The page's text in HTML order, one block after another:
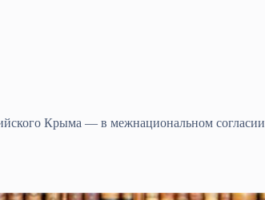
Крыма — в межнациональном согласии